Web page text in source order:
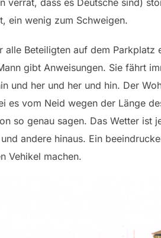
ein wenig zum Schweigen.
Beteiligten auf dem Parkplatz
gibt Anweisungen. Sie fährt
und her und her und hin. Der
es vom Neid wegen der Länge
so genau sagen. Das Wetter
andere hinaus. Ein
Vehikel machen.